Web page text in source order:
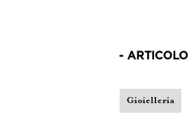
- ARTICOLO
Gioielleria